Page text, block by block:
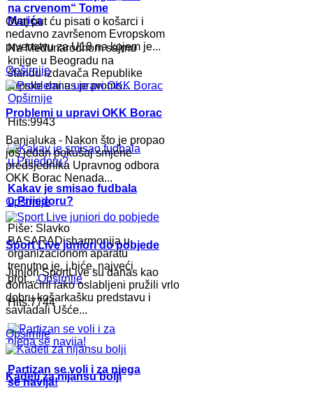
na crvenom“ Tome
Marića
Na Međunarodnom sajmu
knjige u Beogradu na
štandu izdavača Republike
Srpske danas je promo...
Opširnije
Hits:9943
Kakav je smisao fudbala
u Prijedoru?
Piše: Slavko
BASARADisharmonija u
organizacionom aparatu
trenutno je, i biće, najveći
prot...Opširnije
Hits:7744
Partizan se voli i za njega
se navija!
Ovaj put ću pisati o košarci i
nedavno završenom Evropskom
prvenstvu za U18 na kojem je...
Opširnije
Problemi u upravi OKK Borac
Banjaluka - Nakon što je propao
još jedan pokušaj smjene
predsjednika Upravnog odbora
OKK Borac Nenada...
Opširnije
Sport Live juniori do pobjede
Juniori SportLive su danas kao
domaćini iako oslabljeni pružili vrlo
dobru košarkašku predstavu i
savladali Ušće...
Opširnije
Kadeti za nijansu bolji